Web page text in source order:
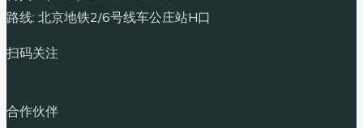
路线: 北京地铁2/6号线车公庄站H口
扫码关注
合作伙伴